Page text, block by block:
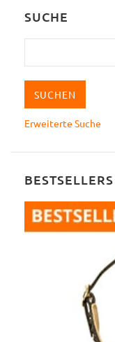
SUCHE
Erweiterte Suche
BESTSELLERS